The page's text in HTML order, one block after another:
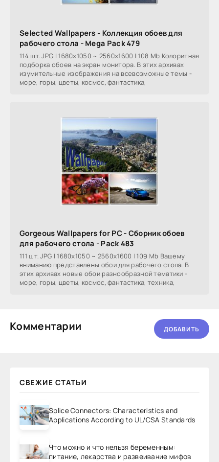
Selected Wallpapers - Коллекция обоев для
рабочего стола - Mega Pack 479
114 шт. JPG | 1680x1050 ~ 2560x1600 | 108 Mb Колоритная
подборка обоев на экран монитора. В этих архивах
изумительные изображения на всевозможные темы -
море, горы, цветы, космос, фантастика,
Gorgeous Wallpapers for PC - Сборник обоев
для рабочего стола - Pack 483
111 шт. JPG | 1680x1050 ~ 2560x1600 | 109 Mb Вашему
вниманию представлены обои для рабочего стола. В
этих архивах новые обои разнообразной тематики -
море, горы, цветы, космос, фантастика, техника,
Комментарии ДОБАВИТЬ
СВЕЖИЕ СТАТЬИ
Splice Connectors: Characteristics and
Applications According to UL/CSA Standards
Что можно и что нельзя беременным:
питание, лекарства и развеивание мифов